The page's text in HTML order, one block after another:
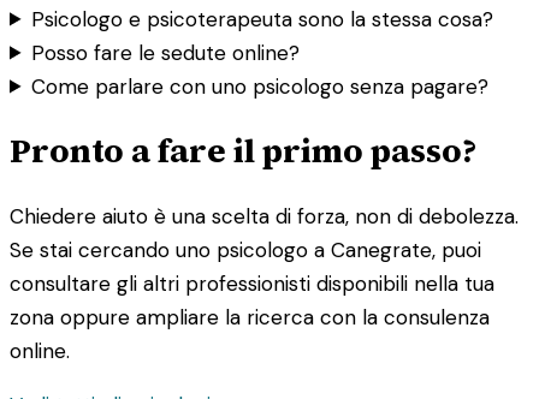
Psicologo e psicoterapeuta sono la stessa cosa?
Posso fare le sedute online?
Come parlare con uno psicologo senza pagare?
Pronto a fare il primo passo?
Chiedere aiuto è una scelta di forza, non di debolezza.
Se stai cercando uno psicologo a Canegrate, puoi
consultare gli altri professionisti disponibili nella tua
zona oppure ampliare la ricerca con la consulenza
online.